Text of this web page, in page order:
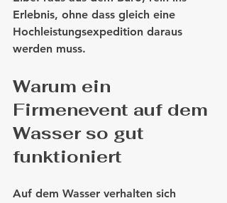
Erlebnis, ohne dass gleich eine
Hochleistungsexpedition daraus
werden muss.
Warum ein
Firmenevent auf dem
Wasser so gut
funktioniert
Auf dem Wasser verhalten sich